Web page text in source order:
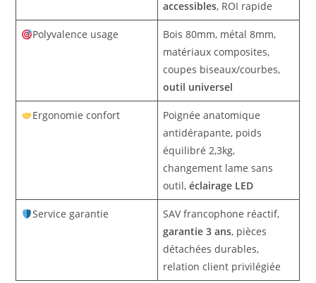
accessibles, ROI rapide
Polyvalence usage
Bois 80mm, métal 8mm,
matériaux composites,
coupes biseaux/courbes,
outil universel
Ergonomie confort
Poignée anatomique
antidérapante, poids
équilibré 2,3kg,
changement lame sans
outil,éclairage LED
Service garantie
SAV francophone réactif,
garantie 3 ans, pièces
détachées durables,
relation client privilégiée